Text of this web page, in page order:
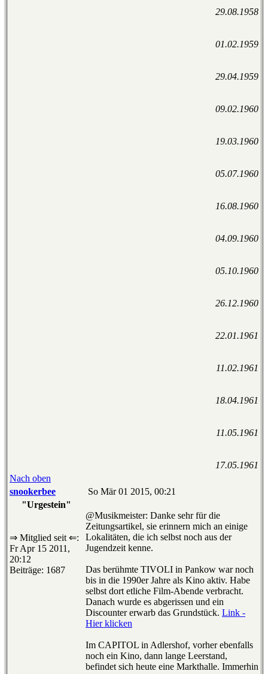
29.08.1958
01.02.1959
29.04.1959
09.02.1960
19.03.1960
05.07.1960
16.08.1960
04.09.1960
05.10.1960
26.12.1960
22.01.1961
11.02.1961
18.04.1961
11.05.1961
17.05.1961
Nach oben
snookerbee
So Mär 01 2015, 00:21
"Urgestein"
⇒ Mitglied seit ⇐:
Fr Apr 15 2011,
20:12
Beiträge: 1687
@Musikmeister: Danke sehr für die
Zeitungsartikel, sie erinnern mich an einige
Lokalitäten, die ich selbst noch aus der
Jugendzeit kenne.
Das berühmte TIVOLI in Pankow war noch
bis in die 1990er Jahre als Kino aktiv. Habe
selbst dort etliche Film-Abende verbracht.
Danach wurde es abgerissen und ein
Discounter erwarb das Grundstück. Link -
Hier klicken
Im CAPITOL in Adlershof, vorher ebenfalls
noch ein Kino, dann lange Leerstand,
befindet sich heute eine Markthalle. Immerhin